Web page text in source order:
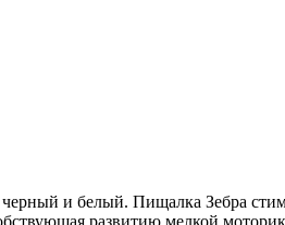
и белый. Пищалка Зебра
развитию мелкой